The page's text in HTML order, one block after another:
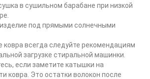
в сушильном барабане при низкой
под прямыми солнечными
ковра всегда следуйте рекомендациям
загрузке стиральной машинки.
если заметите катышки на
ковра. Это остатки волокон после